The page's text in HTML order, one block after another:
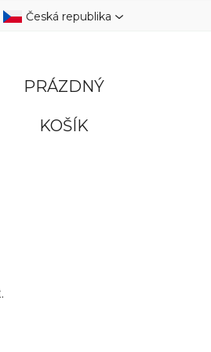
Česká republika
NÁKUPNÍ
PRÁZDNÝ
KOŠÍK